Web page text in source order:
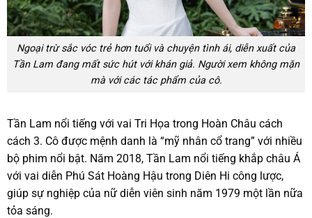
Ngoại trừ sắc vóc trẻ hơn tuổi và chuyện tình ái, diễn xuất của
Tần Lam đang mất sức hút với khán giả. Người xem không mặn
mà với các tác phẩm của cô.
Tần Lam nổi tiếng với vai Tri Họa trong Hoàn Châu cách
cách 3. Cô được mệnh danh là “mỹ nhân cổ trang” với nhiều
bộ phim nổi bật. Năm 2018, Tần Lam nổi tiếng khắp châu Á
với vai diễn Phú Sát Hoàng Hậu trong Diên Hi công lược,
giúp sự nghiệp của nữ diễn viên sinh năm 1979 một lần nữa
tỏa sáng.